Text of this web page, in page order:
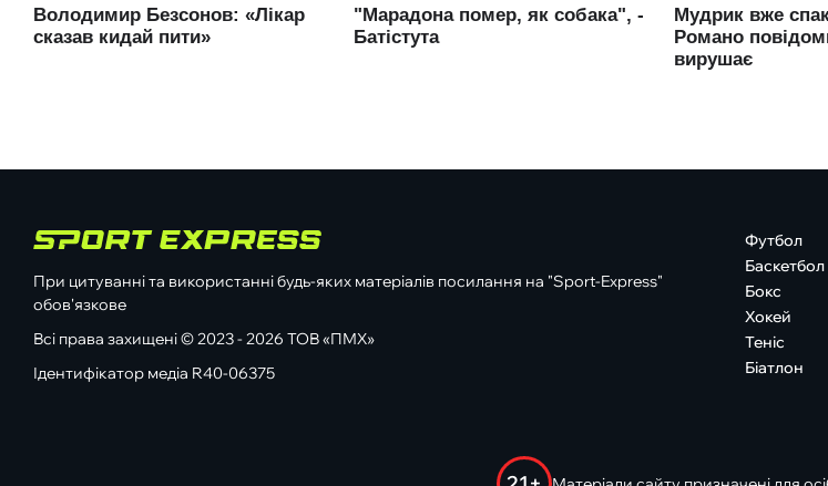
При цитуванні та використанні будь-яких матеріалів посилання на "Sport-Express"
обов'язкове
Всі права захищені © 2023 - 2026 ТОВ «ПМХ»
Ідентифікатор медіа R40-06375
Футбол
Баскетбол
Бокс
Хокей
Теніс
Біатлон